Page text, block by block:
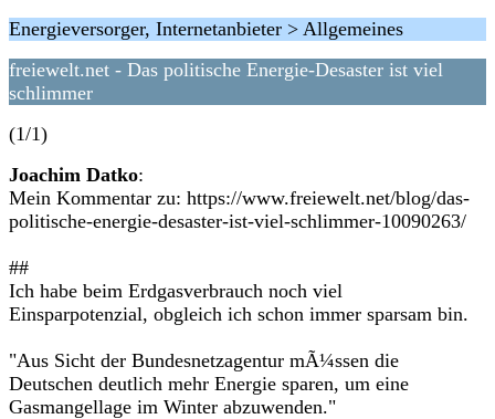
Energieversorger, Internetanbieter > Allgemeines
freiewelt.net - Das politische Energie-Desaster ist viel
schlimmer
(1/1)
Joachim Datko:
Mein Kommentar zu: https://www.freiewelt.net/blog/das-
politische-energie-desaster-ist-viel-schlimmer-10090263/
##
Ich habe beim Erdgasverbrauch noch viel
Einsparpotenzial, obgleich ich schon immer sparsam bin.
"Aus Sicht der Bundesnetzagentur mÃ¼ssen die
Deutschen deutlich mehr Energie sparen, um eine
Gasmangellage im Winter abzuwenden."